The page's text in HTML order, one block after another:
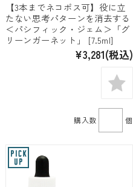
【3本までネコポス可】役に立
たない思考パターンを消去する
＜パシフィック・ジェム＞「グ
リーンガーネット」 [7.5ml]
¥3,281(税込)
購入数 個